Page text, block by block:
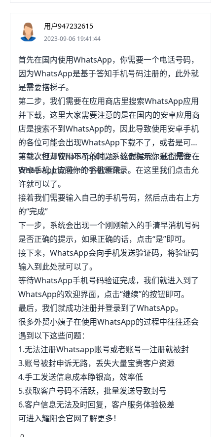
WhatsApp。WhatsApp能方便你发信息给家人朋
友。不管对方身处世界哪个角落，有没有移动网络，
你都可以发送图片、视频和文字信息给他们。每种设
择适当的方法。成功下载Whatsapp后，就可以创建
帐号，然后马上使用它的功能。方法1：iOS移动设备
（iPhone和iPad）1、打开iPhone的AppStore。点
按AppStore应用，图标是浅蓝色背景，上面有一个
白色字母"A"。确保你已经在AppStore填妥所有信
息，比如电子邮件地址和支付信息，并且已经用
AppleID进行登录。WhatsApp是免费的，但是iOS系
统会要求你更新支付信息，然后才能开始下载应用。
下载WhatsApp之前，确保你的移动设备使用的iOS9
或更高版本。2、点按屏幕右下角的搜索选项卡，在
AppStore打开新的页面。你可以在新的页面搜索具
体的应用名称。如果你还没有连接无线网络，那就需
要打开移动网络数据，才能使用搜索功能。3、点按
搜索栏。它就在屏幕顶端，里面写着"游戏、应用、
商店以及更多"。屏幕键盘会被调出来，允许你开始
打字。4、搜索WhatsApp。输入whatsapp，然后点
按键盘右下角蓝色的搜索按钮。屏幕上可能会出现几
个选项，你要寻找的应用全名
为"WhatsAppMessenger"。它的开发者
是"WhatsAppInc."。5、点按获取。它就在靠近屏幕
中间的"WhatsAppMessenger"标题右边。点击
后，"获取"按钮会变成一个旋转的轮子。如果你之前
下载过WhatsApp，那么这里出现的是一个云朵形状
的"下载"图标。6、出现提示时，扫描你的TouchID指
纹。屏幕底部会弹出一个小窗口，要求你扫描指纹。
将大拇指或食指贴在TouchID识别器上（主屏幕按
钮），开始将WhatsApp下载到iPhone。如果你没有
GooglePlay商店或苹果AppStore，搜索
“WhatsApp”，找到应用并点击下载即可。在下载之
前，需要确保你的设备能够正常连接互联网。下载完
成后，按照应用的指示进行安装和设置即可。为了能
够正常使用WhatsApp，你需要使用一个有效的手机
号码进行注册，并验证该手机号码。在注册过程中，
应该遵守WhatsApp的使用条款和隐私政策。同时，
确保你的设备具备足够的绝丛燃存储空间和运行内
存，以确保应用的并虚稳定运行。
用户947232615
2023-09-06 19:41:44
首先在国内使用WhatsApp，你需要一个电话号码，
因为WhatsApp是基于答知手机号码注册的，此外就
是需要搭梯子。
第二步，我们需要在应用商店里搜索WhatsApp应用
并下载，这里大家需要注意的是在国内的安卓应用商
店是搜索不到WhatsApp的，因此导致使用安卓手机
的各位可能会出现WhatsApp下载不了，或者是可以
下载，但却使用不了的问题。这时候呢，我们需要在
安卓手机上安装一个谷歌框架。
第一次打开WhatsApp时，系统会提示你是否允许
WhatsApp访问你的手机通讯录。在这里我们点击允
许就可以了。
接着我们需要输入自己的手机号码，然后点击右上方
的“完成”
下一步，系统会出现一个刚刚输入的手清早消机号码
是否正确的提示，如果正确的话，点击“是”即可。
接下来，WhatsApp会向手机发送验证码，将验证码
输入到此处就可以了。
等待WhatsApp手机号码验证完成，我们就进入到了
WhatsApp的欢迎界面，点击“继续”的按钮即可。
最后，我们就成功注册并登录到了WhatsApp。
很多外贸小姨子在使用WhatsApp的过程中往往还会
遇到以下这些问题：
1.无法注册Whatsapp账号或者账号一注册就被封
3.账号被封申诉无路，丢失大量宝贵客户资源
4.手工发送信息成本睁银高，效率低
5.获取客户号码不活跃，批量发送导致封号
6.客户信息无法及时回复，客户服务体验极差
可进入耀阳会官网了解更多！